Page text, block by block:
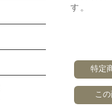
す。
特定
こ